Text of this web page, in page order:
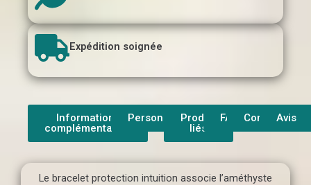
Expédition soignée
Informations
complémentaires
Personnalisation
Produit
liés
FAQ ContactAvis
Le bracelet protection intuition associe l’améthyste